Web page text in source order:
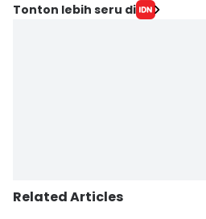
Tonton lebih seru di
Related Articles